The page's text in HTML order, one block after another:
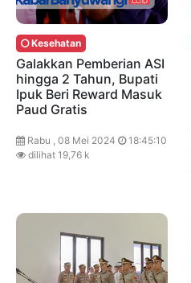
Kesehatan
Galakkan Pemberian ASI
hingga 2 Tahun, Bupati
Ipuk Beri Reward Masuk
Paud Gratis
Rabu , 08 Mei 2024
18:45:10
dilihat 19,76 k